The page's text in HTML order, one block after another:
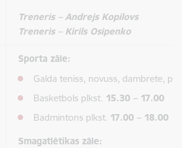
Treneris – Andrejs Kopilovs
Treneris – Kirils Osipenko
Sporta zāle:
Galda teniss, novuss, dambrete,
Basketbols plkst. 15.30 – 17.00
Badmintons plkst. 17.00 – 18.00
Smagatlētikas zāle: